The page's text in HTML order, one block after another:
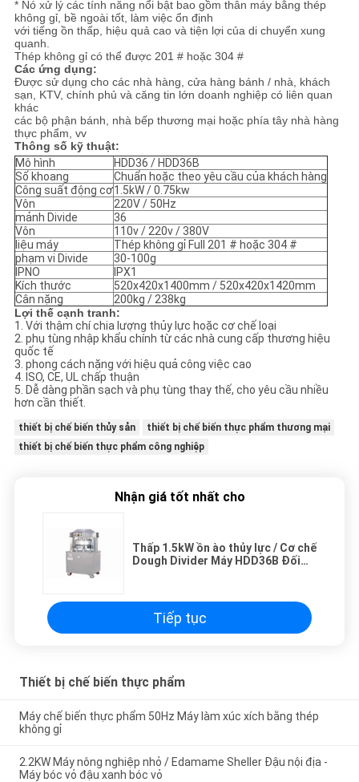
* Nó xử lý các tính năng nổi bật bao gồm thân máy bằng thép
không gỉ, bề ngoài tốt, làm việc ổn định
với tiếng ồn thấp, hiệu quả cao và tiện lợi của di chuyển xung
quanh.
Thép không gỉ có thể được 201 # hoặc 304 #
Các ứng dụng:
Được sử dụng cho các nhà hàng, cửa hàng bánh / nhà, khách
sạn, KTV, chính phủ và căng tin lớn doanh nghiệp có liên quan
khác
các bộ phận bánh, nhà bếp thương mại hoặc phía tây nhà hàng
thực phẩm, vv
Thông số kỹ thuật:
Mô hình
HDD36 / HDD36B
Số khoang
Chuẩn hoặc theo yêu cầu của khách hàng
Công suất động cơ1.5kW / 0.75kw
Vôn
220V / 50Hz
mảnh Divide
36
Vôn
110v / 220v / 380V
liệu máy
Thép không gỉ Full 201 # hoặc 304 #
phạm vi Divide
30-100g
IPNO
IPX1
Kích thước
520x420x1400mm / 520x420x1420mm
Cân nặng
200kg / 238kg
Lợi thế cạnh tranh:
1. Với thậm chí chia lượng thủy lực hoặc cơ chế loại
2. phụ tùng nhập khẩu chính từ các nhà cung cấp thương hiệu
quốc tế
3. phong cách nặng với hiệu quả công việc cao
4. ISO, CE, UL chấp thuận
5. Dễ dàng phần sạch và phụ tùng thay thế, cho yêu cầu nhiều
hơn cần thiết.
thiết bị chế biến thủy sản
thiết bị chế biến thực phẩm thương mại
thiết bị chế biến thực phẩm công nghiệp
Nhận giá tốt nhất cho
Thấp 1.5kW ồn ào thủy lực / Cơ chế
Dough Divider Máy HDD36B Đối
Tiếp tục
Thiết bị chế biến thực phẩm
Máy chế biến thực phẩm 50Hz Máy làm xúc xích bằng thép
không gỉ
2.2KW Máy nông nghiệp nhỏ / Edamame Sheller Đậu nội địa -
Máy bóc vỏ đậu xanh bóc vỏ